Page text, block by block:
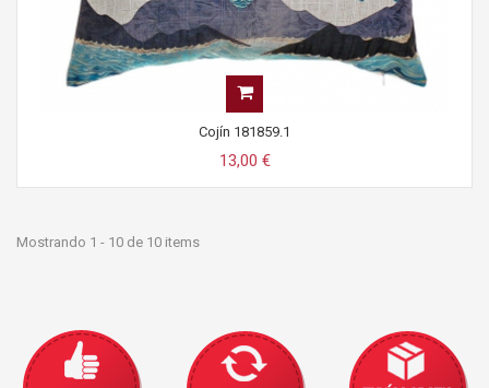
Cojín 181859.1
13,00 €
Mostrando 1 - 10 de 10 items